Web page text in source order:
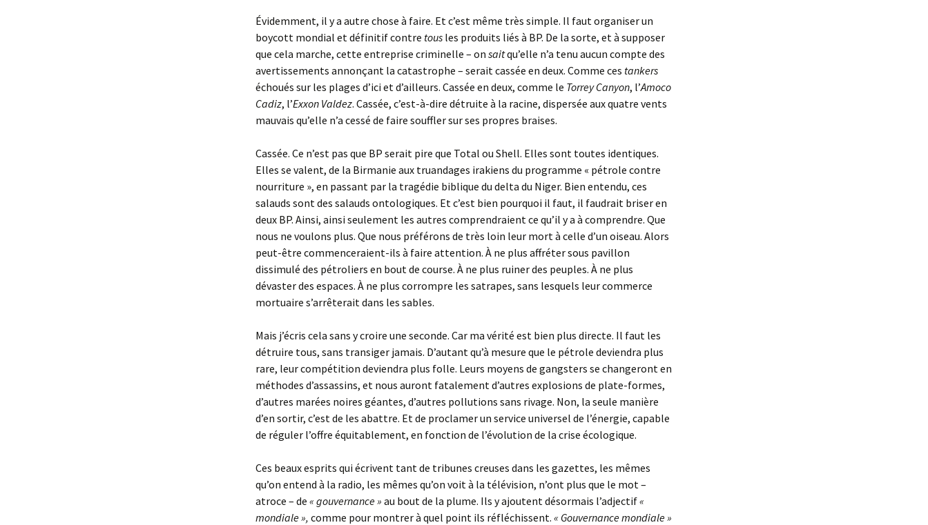
Évidemment, il y a autre chose à faire. Et c’est même très simple. Il faut organiser un
boycott mondial et définitif contre tous les produits liés à BP. De la sorte, et à supposer
que cela marche, cette entreprise criminelle – on saitqu’elle n’a tenu aucun compte des
avertissements annonçant la catastrophe – serait cassée en deux. Comme ces tankers
échoués sur les plages d’ici et d’ailleurs. Cassée en deux, comme le Torrey Canyon, l’Amoco
Cadiz, l’Exxon Valdez. Cassée, c’est-à-dire détruite à la racine, dispersée aux quatre vents
mauvais qu’elle n’a cessé de faire souffler sur ses propres braises.
Cassée. Ce n’est pas que BP serait pire que Total ou Shell. Elles sont toutes identiques.
Elles se valent, de la Birmanie aux truandages irakiens du programme « pétrole contre
nourriture », en passant par la tragédie biblique du delta du Niger. Bien entendu, ces
salauds sont des salauds ontologiques. Et c’est bien pourquoi il faut, il faudrait briser en
deux BP. Ainsi, ainsi seulement les autres comprendraient ce qu’il y a à comprendre. Que
nous ne voulons plus. Que nous préférons de très loin leur mort à celle d’un oiseau. Alors
peut-être commenceraient-ils à faire attention. À ne plus affréter sous pavillon
dissimulé des pétroliers en bout de course. À ne plus ruiner des peuples. À ne plus
dévaster des espaces. À ne plus corrompre les satrapes, sans lesquels leur commerce
mortuaire s’arrêterait dans les sables.
Mais j’écris cela sans y croire une seconde. Car ma vérité est bien plus directe. Il faut les
détruire tous, sans transiger jamais. D’autant qu’à mesure que le pétrole deviendra plus
rare, leur compétition deviendra plus folle. Leurs moyens de gangsters se changeront en
méthodes d’assassins, et nous auront fatalement d’autres explosions de plate-formes,
d’autres marées noires géantes, d’autres pollutions sans rivage. Non, la seule manière
d’en sortir, c’est de les abattre. Et de proclamer un service universel de l’énergie, capable
de réguler l’offre équitablement, en fonction de l’évolution de la crise écologique.
Ces beaux esprits qui écrivent tant de tribunes creuses dans les gazettes, les mêmes
qu’on entend à la radio, les mêmes qu’on voit à la télévision, n’ont plus que le mot –
atroce – de « gouvernance » au bout de la plume. Ils y ajoutent désormais l’adjectif«
mondiale », comme pour montrer à quel point ils réfléchissent. « Gouvernance mondiale »